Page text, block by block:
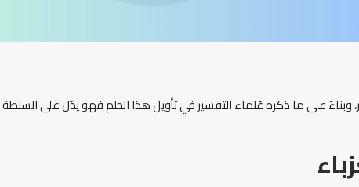
على ما ذكره عُلماء التفسير في تأويل هذا الحلم فهو يدُل على السلطة